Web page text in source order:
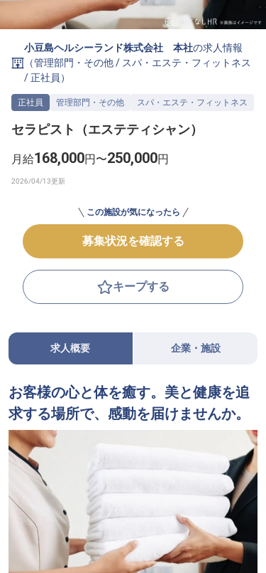
ホテル・宿泊業界情報コラム
無料
採用をお考えの企業様へ
小豆島ヘルシーランド株式会社 本社の求人情報
（管理部門・その他/ スパ・エステ・フィットネス
/正社員 ）
正社員 管理部門・その他 スパ・エステ・フィットネス
セラピスト（エステティシャン）
月給168,000円〜250,000円
この施設が気になったら
募集状況を確認する
キープする
求人概要 企業・施設
お客様の心と体を癒す。美と健康を追
求する場所で、感動を届けませんか。